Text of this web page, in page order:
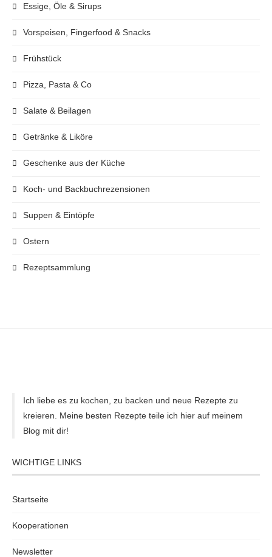
Essige, Öle & Sirups
Vorspeisen, Fingerfood & Snacks
Frühstück
Pizza, Pasta & Co
Salate & Beilagen
Getränke & Liköre
Geschenke aus der Küche
Koch- und Backbuchrezensionen
Suppen & Eintöpfe
Ostern
Rezeptsammlung
Ich liebe es zu kochen, zu backen und neue Rezepte zu
kreieren. Meine besten Rezepte teile ich hier auf meinem
Blog mit dir!
WICHTIGE LINKS
Startseite
Kooperationen
Newsletter